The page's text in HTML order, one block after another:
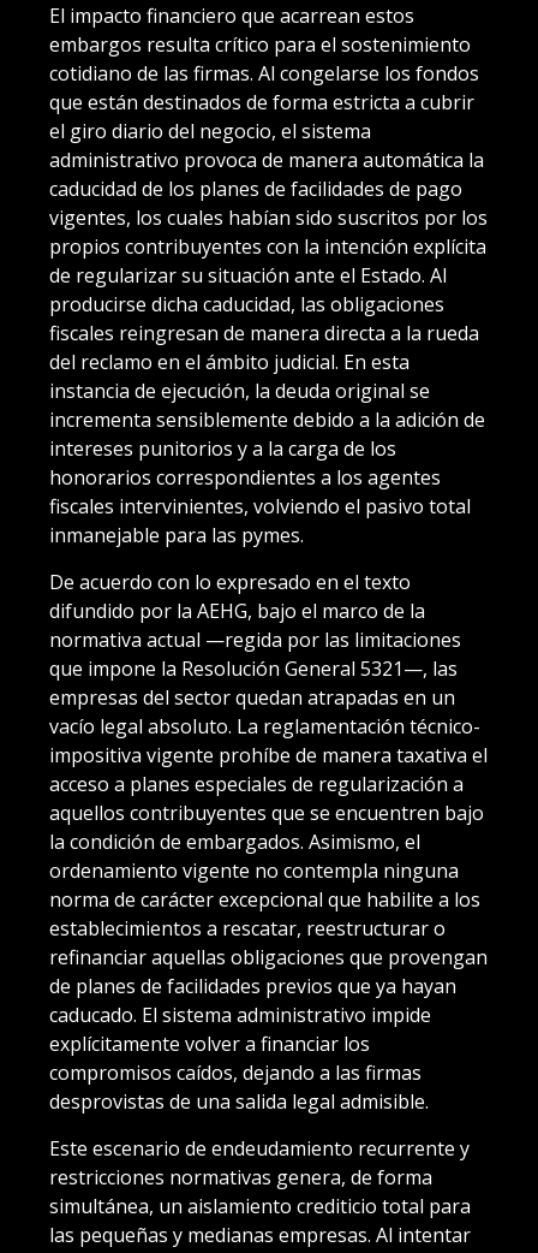
El impacto financiero que acarrean estos
embargos resulta crítico para el sostenimiento
cotidiano de las firmas. Al congelarse los fondos
que están destinados de forma estricta a cubrir
el giro diario del negocio, el sistema
administrativo provoca de manera automática la
caducidad de los planes de facilidades de pago
vigentes, los cuales habían sido suscritos por los
propios contribuyentes con la intención explícita
de regularizar su situación ante el Estado. Al
producirse dicha caducidad, las obligaciones
fiscales reingresan de manera directa a la rueda
del reclamo en el ámbito judicial. En esta
instancia de ejecución, la deuda original se
incrementa sensiblemente debido a la adición de
intereses punitorios y a la carga de los
honorarios correspondientes a los agentes
fiscales intervinientes, volviendo el pasivo total
inmanejable para las pymes.
De acuerdo con lo expresado en el texto
difundido por la AEHG, bajo el marco de la
normativa actual —regida por las limitaciones
que impone la Resolución General 5321—, las
empresas del sector quedan atrapadas en un
vacío legal absoluto. La reglamentación técnico-
impositiva vigente prohíbe de manera taxativa el
acceso a planes especiales de regularización a
aquellos contribuyentes que se encuentren bajo
la condición de embargados. Asimismo, el
ordenamiento vigente no contempla ninguna
norma de carácter excepcional que habilite a los
establecimientos a rescatar, reestructurar o
refinanciar aquellas obligaciones que provengan
de planes de facilidades previos que ya hayan
caducado. El sistema administrativo impide
explícitamente volver a financiar los
compromisos caídos, dejando a las firmas
desprovistas de una salida legal admisible.
Este escenario de endeudamiento recurrente y
restricciones normativas genera, de forma
simultánea, un aislamiento crediticio total para
las pequeñas y medianas empresas. Al intentar